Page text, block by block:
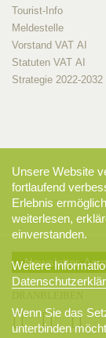
Tourist-Info
Meldestelle
Vorstand VAT AI
Statuten VAT AI
Strategie 2022-
Newsletter-
Unsere Website
fortlaufend
Erlebnis
weiterlesen,
einverstanden.
Weitere
Wenn Sie das
unterbinden